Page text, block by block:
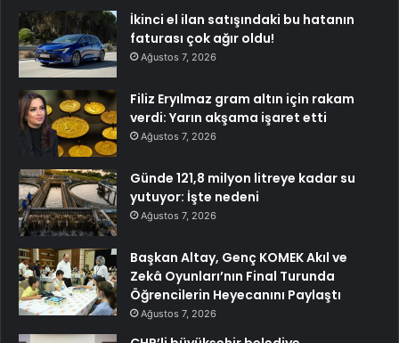
İkinci el ilan satışındaki bu hatanın
faturası çok ağır oldu!
Ağustos 7, 2026
Filiz Eryılmaz gram altın için rakam
verdi: Yarın akşama işaret etti
Ağustos 7, 2026
Günde 121,8 milyon litreye kadar su
yutuyor: İşte nedeni
Ağustos 7, 2026
Başkan Altay, Genç KOMEK Akıl ve
Zekâ Oyunları’nın Final Turunda
Öğrencilerin Heyecanını Paylaştı
Ağustos 7, 2026